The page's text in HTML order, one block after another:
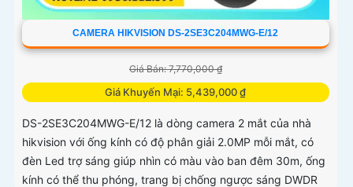
CAMERA HIKVISION DS-2SE3C204MWG-E/12
Giá Bán: 7,770,000 ₫
Giá Khuyến Mại: 5,439,000 ₫
DS-2SE3C204MWG-E/12 là dòng camera 2 mắt của nhà
hikvision với ống kính có độ phân giải 2.0MP mỗi mắt, có
đèn Led trợ sáng giúp nhìn có màu vào ban đêm 30m, ống
kính có thể thu phóng, trang bị chống ngược sáng DWDR